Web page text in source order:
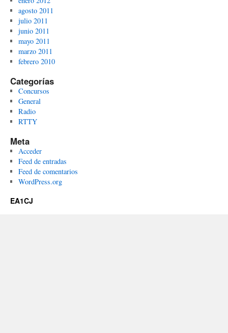
agosto 2011
julio 2011
junio 2011
mayo 2011
marzo 2011
febrero 2010
Categorías
Concursos
General
Radio
RTTY
Meta
Acceder
Feed de entradas
Feed de comentarios
WordPress.org
EA1CJ